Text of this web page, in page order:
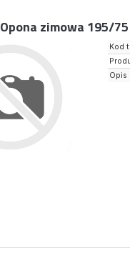
Opona zimowa 195/75
Kod
Opis